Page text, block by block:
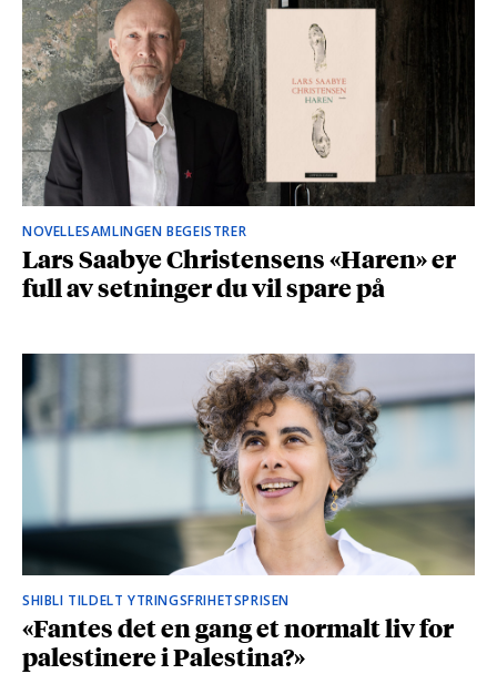
NOVELLESAMLINGEN BEGEISTRER
Lars Saabye Christensens «Haren» er
full av setninger du vil spare på
SHIBLI TILDELT YTRINGSFRIHETSPRISEN
«Fantes det en gang et normalt liv for
palestinere i Palestina?»